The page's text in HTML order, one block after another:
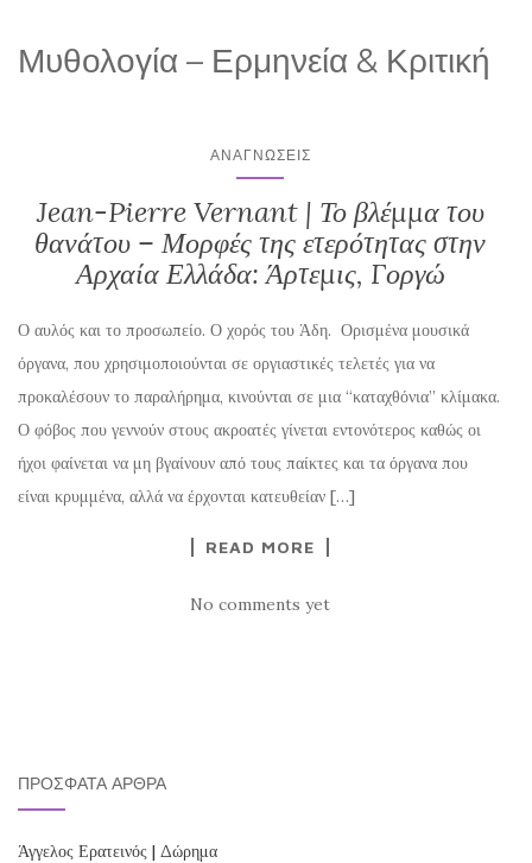
Μυθολογία – Ερμηνεία & Κριτική
ΑΝΑΓΝΏΣΕΙΣ
Jean-Pierre Vernant | Το βλέμμα του
θανάτου – Μορφές της ετερότητας στην
Αρχαία Ελλάδα: Άρτεμις, Γοργώ
Ο αυλός και το προσωπείο. Ο χορός του Άδη. Ορισμένα μουσικά
όργανα, που χρησιμοποιούνται σε οργιαστικές τελετές για να
προκαλέσουν το παραλήρημα, κινούνται σε μια “καταχθόνια” κλίμακα.
Ο φόβος που γεννούν στους ακροατές γίνεται εντονότερος καθώς οι
ήχοι φαίνεται να μη βγαίνουν από τους παίκτες και τα όργανα που
είναι κρυμμένα, αλλά να έρχονται κατευθείαν […]
READ MORE
No comments yet
ΠΡΌΣΦΑΤΑ ΆΡΘΡΑ
Άγγελος Ερατεινός | Δώρημα